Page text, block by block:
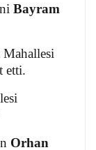
Bayram
Mahallesi
etti.
Orhan